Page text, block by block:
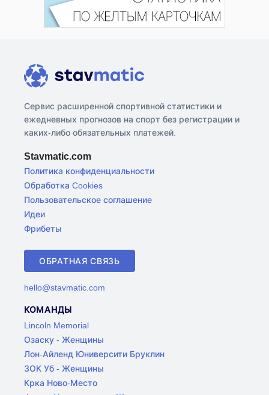
Сервис расширенной спортивной статистики и
ежедневных прогнозов на спорт без регистрации и
каких-либо обязательных платежей.
Stavmatic.com
Политика конфиденциальности
Обработка Cookies
Пользовательское соглашение
Идеи
Фрибеты
ОБРАТНАЯ СВЯЗЬ
hello@stavmatic.com
КОМАНДЫ
Lincoln Memorial
Озаску - Женщины
Лон-Айленд Юниверсити Бруклин
ЗОК Уб - Женщины
Крка Ново-Место